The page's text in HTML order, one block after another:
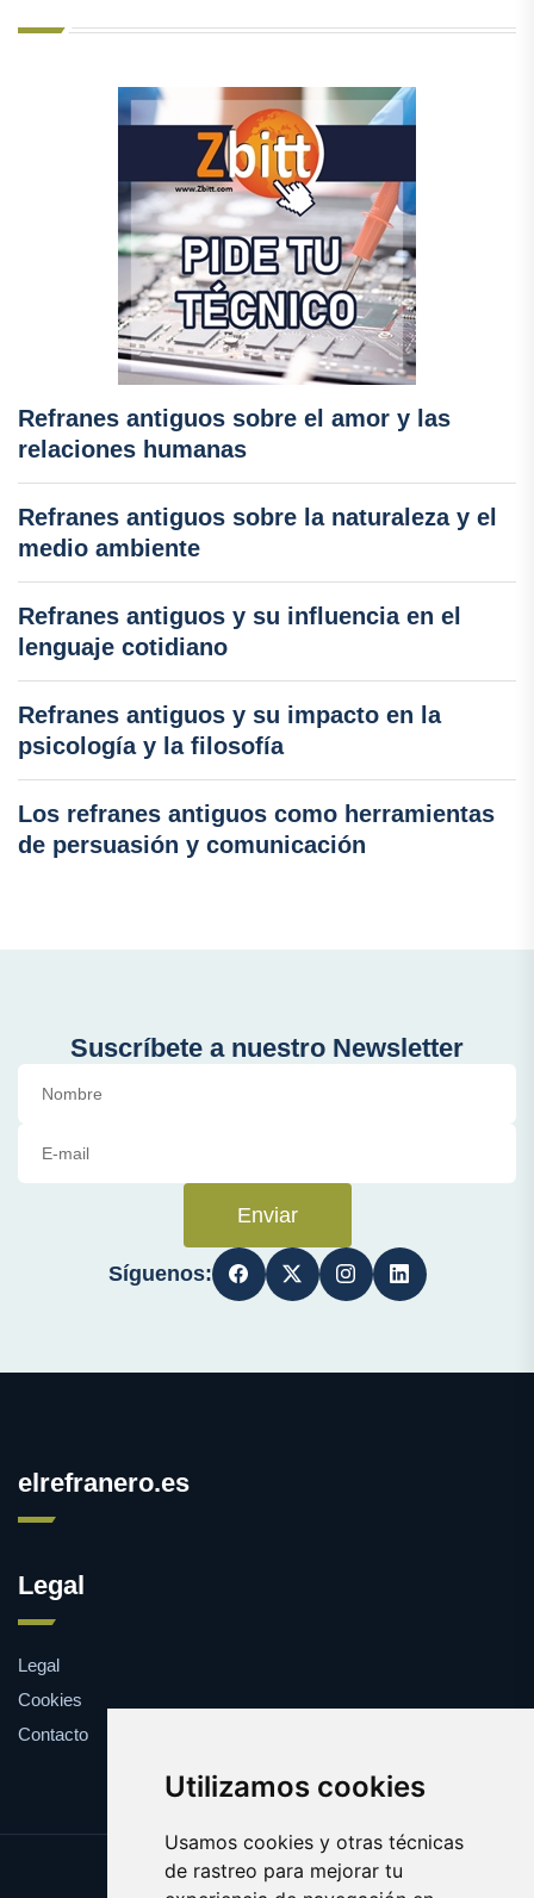
Utilizamos cookies
Usamos cookies y otras técnicas
de rastreo para mejorar tu
Refranes antiguos sobre el amor y las
relaciones humanas
Refranes antiguos sobre la naturaleza y el
medio ambiente
Refranes antiguos y su influencia en el
lenguaje cotidiano
Refranes antiguos y su impacto en la
psicología y la filosofía
Los refranes antiguos como herramientas
de persuasión y comunicación
Suscríbete a nuestro Newsletter
Enviar
Síguenos:
elrefranero.es
Legal
Legal
Cookies
Contacto
Update cookies preferences